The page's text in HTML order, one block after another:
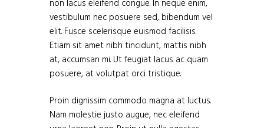
non lacus eleifend congue. In neque enim,
vestibulum nec posuere sed, bibendum vel
elit. Fusce scelerisque euismod facilisis.
Etiam sit amet nibh tincidunt, mattis nibh
at, accumsan mi. Ut feugiat lacus ac quam
posuere, at volutpat orci tristique.
Proin dignissim commodo magna at luctus.
Nam molestie justo augue, nec eleifend